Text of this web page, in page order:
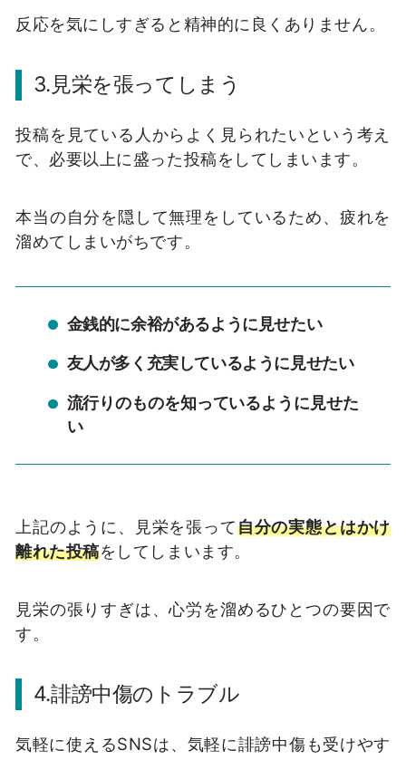
反応を気にしすぎると精神的に良くありません。
3.見栄を張ってしまう
投稿を見ている人からよく見られたいという考え
で、必要以上に盛った投稿をしてしまいます。
本当の自分を隠して無理をしているため、疲れを
溜めてしまいがちです。
金銭的に余裕があるように見せたい
友人が多く充実しているように見せたい
流行りのものを知っているように見せた
い
上記のように、見栄を張って自分の実態とはかけ
離れた投稿をしてしまいます。
見栄の張りすぎは、心労を溜めるひとつの要因で
す。
4.誹謗中傷のトラブル
気軽に使えるSNSは、気軽に誹謗中傷も受けやす